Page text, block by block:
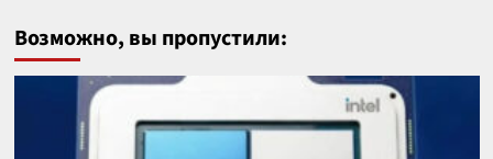
Возможно, вы пропустили: